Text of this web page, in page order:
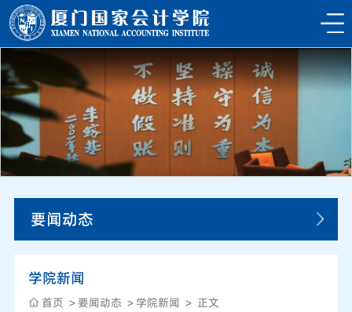
要闻动态
学院新闻
首页 要闻动态 学院新闻 正文